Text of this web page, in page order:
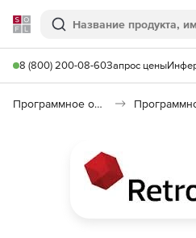
Softline
Поиск
8 (800) 200-08-60Запрос цены
Программное обеспечение для работы с файлами и дисками